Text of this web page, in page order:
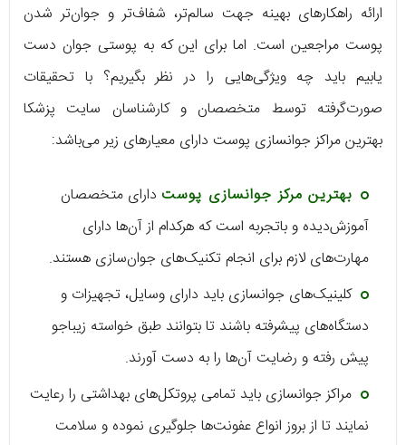
ارائه راهکارهای بهینه جهت سالم‌تر، شفاف‌تر و جوان‌تر شدن
پوست مراجعین است. اما برای این که به پوستی جوان دست
یابیم باید چه ویژگی‌هایی را در نظر بگیریم؟ با تحقیقات
صورت‌گرفته توسط متخصصان و کارشناسان سایت پزشکا
بهترین مراکز جوانسازی پوست دارای معیارهای زیر می‌باشد:
بهترین مرکز جوانسازی پوست دارای متخصصان
آموزش‌دیده و باتجربه است که هرکدام از آن‌ها دارای
مهارت‌های لازم برای انجام تکنیک‌های جوان‌سازی هستند.
کلینیک‌های جوانسازی باید دارای وسایل، تجهیزات و
دستگاه‌های پیشرفته باشند تا بتوانند طبق خواسته زیباجو
پیش رفته و رضایت آن‌ها را به دست آورند.
مراکز جوانسازی باید تمامی پروتکل‌های بهداشتی را رعایت
نمایند تا از بروز انواع عفونت‌ها جلوگیری نموده و سلامت